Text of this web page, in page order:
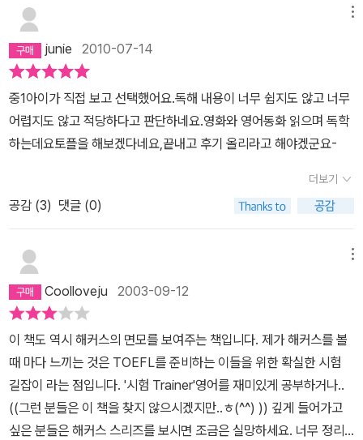
junie 2010-07-14
중1아이가 직접 보고 선택했어요.독해 내용이 너무 쉽지도 않고 너무
어렵지도 않고 적당하다고 판단하네요.영화와 영어동화 읽으며 독학
하는데요토플을 해보겠다네요,끝내고 후기 올리라고 해야겠군요-
더보기
공감 (3) 댓글 (0)
Coolloveju 2003-09-12
이 책도 역시 해커스의 면모를 보여주는 책입니다. 제가 해커스를 볼
때 마다 느끼는 것은 TOEFL를 준비하는 이들을 위한 확실한 시험
길잡이 라는 점입니다. '시험 Trainer'영어를 재미있게 공부하거나..
((그런 분들은 이 책을 찾지 않으시겠지만..ㅎ(^^) )) 깊게 들어가고
싶은 분들은 해커스 스리즈를 보시면 조금은 실망하세요. 너무 정리